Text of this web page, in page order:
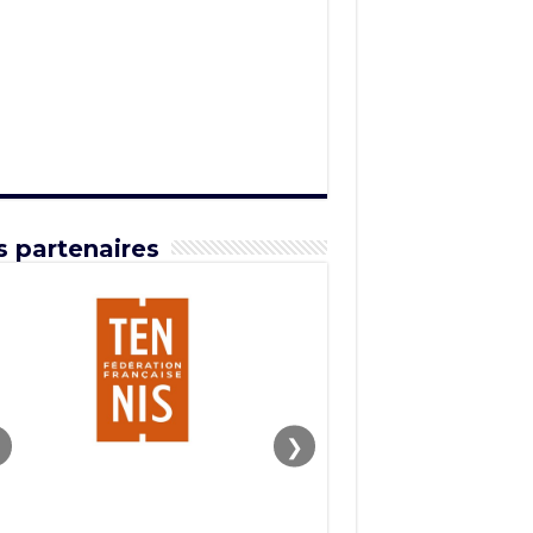
partenaires
❯